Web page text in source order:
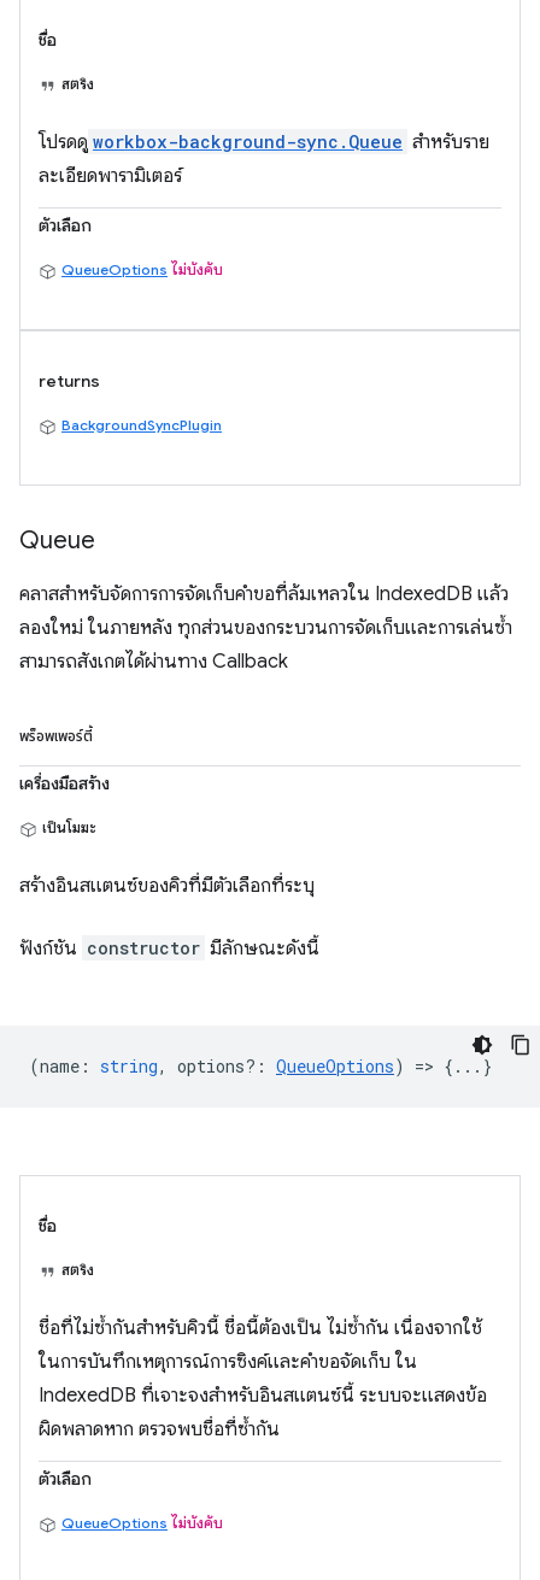
ชื่อ
สตริง
โปรดดู workbox-background-sync.Queue สำหรับราย
ละเอียดพารามิเตอร์
ตัวเลือก
QueueOptions ไม่บังคับ
returns
BackgroundSyncPlugin
Queue
คลาสสำหรับจัดการการจัดเก็บคำขอที่ล้มเหลวใน IndexedDB แล้ว
ลองใหม่ ในภายหลัง ทุกส่วนของกระบวนการจัดเก็บและการเล่นซ้ำ
สามารถสังเกตได้ผ่านทาง Callback
พร็อพเพอร์ตี้
เครื่องมือสร้าง
เป็นโมฆะ
สร้างอินสแตนซ์ของคิวที่มีตัวเลือกที่ระบุ
ฟังก์ชัน constructor มีลักษณะดังนี้
(name : string, options? : QueueOptions) => {...}
ชื่อ
สตริง
ชื่อที่ไม่ซ้ำกันสำหรับคิวนี้ ชื่อนี้ต้องเป็น ไม่ซ้ำกัน เนื่องจากใช้
ในการบันทึกเหตุการณ์การซิงค์และคำขอจัดเก็บ ใน
IndexedDB ที่เจาะจงสำหรับอินสแตนซ์นี้ ระบบจะแสดงข้อ
ผิดพลาดหาก ตรวจพบชื่อที่ซ้ำกัน
ตัวเลือก
QueueOptions ไม่บังคับ